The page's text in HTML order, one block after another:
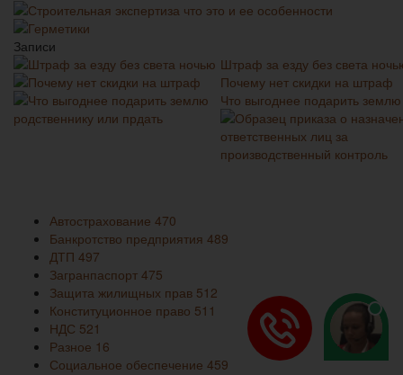
Строительная экспертиза что это и ее особенности
Герметики
Записи
Штраф за езду без света
Почему нет скидки на штраф
Что выгоднее подарить
Автострахование 470
Банкротство предприятия 489
ДТП 497
Загранпаспорт 475
Защита жилищных прав 512
Конституционное право 511
НДС 521
Разное 16
Социальное обеспечение 459